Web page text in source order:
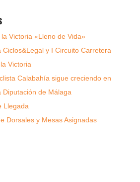
Victoria «Lleno de Vida»
Ciclos&Legal y I Circuito Carretera
Victoria
Calabahía sigue creciendo en
Diputación de Málaga
Llegada
Dorsales y Mesas Asignadas